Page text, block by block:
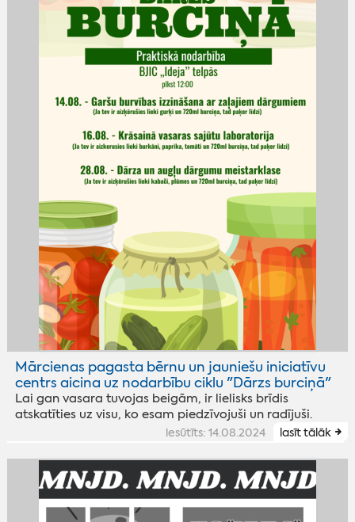
Mārcienas pagasta bērnu un jauniešu iniciatīvu
centrs aicina uz nodarbību ciklu "Dārzs burciņā"
Lai gan vasara tuvojas beigām, ir lielisks brīdis
atskatīties uz visu, ko esam piedzīvojuši un radījuši.
iesūtīts: 14.08.2024 lasīt tālāk